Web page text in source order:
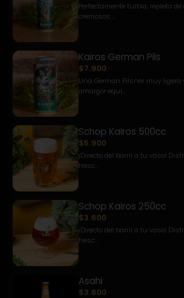
Perfectamente turbia, repleta
cremosos ...
Kairos German Pils
$7.900
Una German Pilsner muy ligera
amargor equi...
Schop Kairos 500cc
$5.900
¡Directo del barril a tu vaso!
fresc...
Schop Kairos 250cc
$3.600
¡Directo del barril a tu vaso!
fresc...
Asahi
$3.600